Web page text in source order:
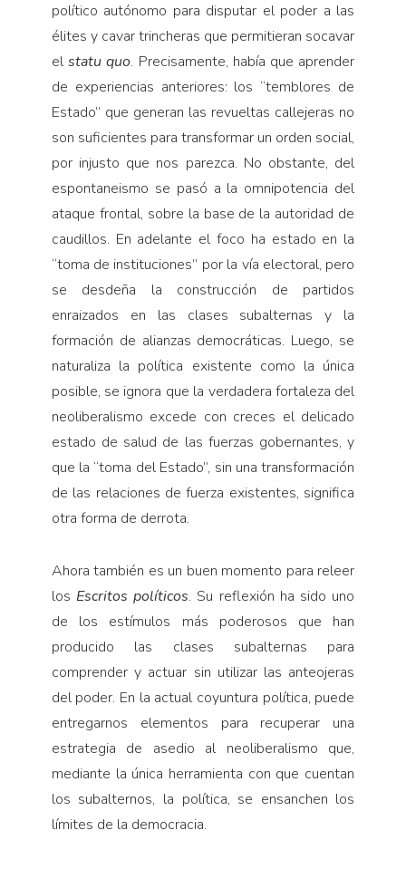
político autónomo para disputar el poder a las
élites y cavar trincheras que permitieran socavar
elstatu quo. Precisamente, había que aprender
de experiencias anteriores: los “temblores de
Estado” que generan las revueltas callejeras no
son suficientes para transformar un orden social,
por injusto que nos parezca. No obstante, del
espontaneismo se pasó a la omnipotencia del
ataque frontal, sobre la base de la autoridad de
caudillos. En adelante el foco ha estado en la
“toma de instituciones” por la vía electoral, pero
se desdeña la construcción de partidos
enraizados en las clases subalternas y la
formación de alianzas democráticas. Luego, se
naturaliza la política existente como la única
posible, se ignora que la verdadera fortaleza del
neoliberalismo excede con creces el delicado
estado de salud de las fuerzas gobernantes, y
que la “toma del Estado”, sin una transformación
de las relaciones de fuerza existentes, significa
otra forma de derrota.
Ahora también es un buen momento para releer
los Escritos políticos. Su reflexión ha sido uno
de los estímulos más poderosos que han
producido las clases subalternas para
comprender y actuar sin utilizar las anteojeras
del poder. En la actual coyuntura política, puede
entregarnos elementos para recuperar una
estrategia de asedio al neoliberalismo que,
mediante la única herramienta con que cuentan
los subalternos, la política, se ensanchen los
límites de la democracia.